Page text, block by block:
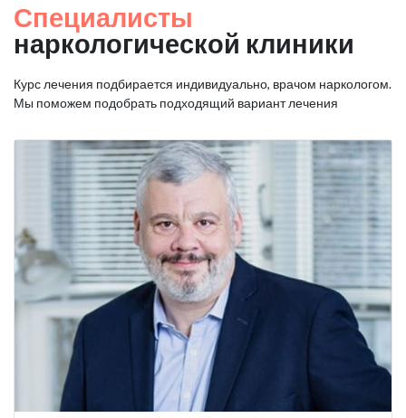
Специалисты
наркологической клиники
Курс лечения подбирается индивидуально, врачом наркологом.
Мы поможем подобрать подходящий вариант лечения